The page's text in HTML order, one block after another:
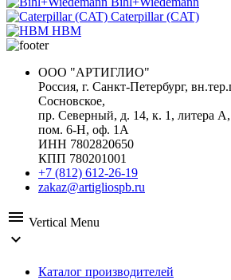
Caterpillar (CAT)
HBM
ООО "АРТИГЛИО"
Россия, г. Санкт-Петербург,
Сосновское,
пр. Северный, д. 14, к. 1, литера А,
пом. 6-Н, оф. 1А
ИНН 7802820650
КПП 780201001
+7 (812) 612-26-19
zakaz@artigliospb.ru
menu Vertical Menu
expand_more
Каталог производителей